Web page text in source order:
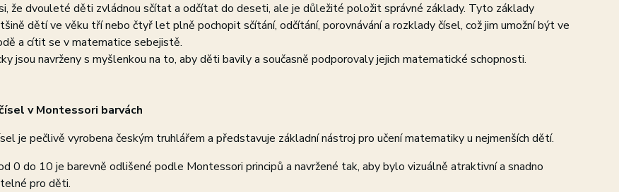
že dvouleté děti zvládnou sčítat a odčítat do deseti, ale je důležité položit správné základy. Tyto základy
dětí ve věku tří nebo čtyř let plně pochopit sčítání, odčítání, porovnávání a rozklady čísel, což jim umožní být ve
a cítit se v matematice sebejistě.
jsou navrženy s myšlenkou na to, aby děti bavily a současně podporovaly jejich matematické schopnosti.
v Montessori barvách
je pečlivě vyrobena českým truhlářem a představuje základní nástroj pro učení matematiky u nejmenších dětí.
0 do 10 je barevně odlišené podle Montessori principů a navržené tak, aby bylo vizuálně atraktivní a snadno
pro děti.